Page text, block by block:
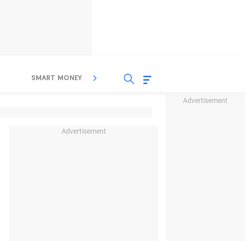
Advertisement
SMART MONEY INSPIRASI BISNIS
Advertisement